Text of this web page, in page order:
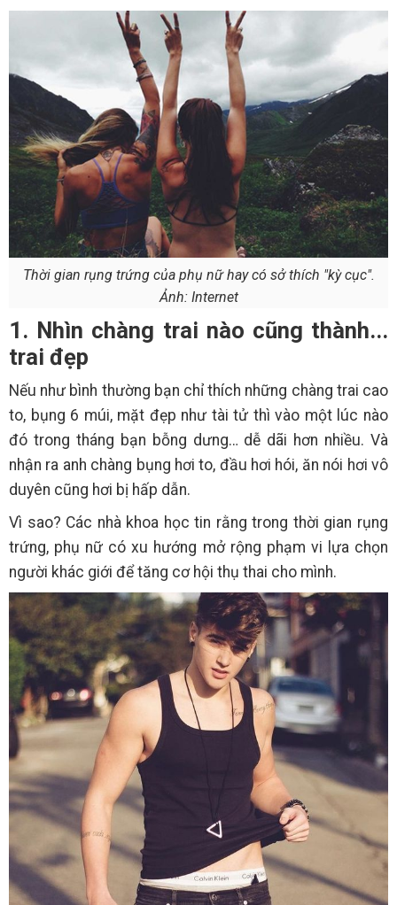
Thời gian rụng trứng của phụ nữ hay có sở thích "kỳ cục".
Ảnh: Internet
1. Nhìn chàng trai nào cũng thành...
trai đẹp
Nếu như bình thường bạn chỉ thích những chàng trai cao
to, bụng 6 múi, mặt đẹp như tài tử thì vào một lúc nào
đó trong tháng bạn bỗng dưng… dễ dãi hơn nhiều. Và
nhận ra anh chàng bụng hơi to, đầu hơi hói, ăn nói hơi vô
duyên cũng hơi bị hấp dẫn.
Vì sao? Các nhà khoa học tin rằng trong thời gian rụng
trứng, phụ nữ có xu hướng mở rộng phạm vi lựa chọn
người khác giới để tăng cơ hội thụ thai cho mình.